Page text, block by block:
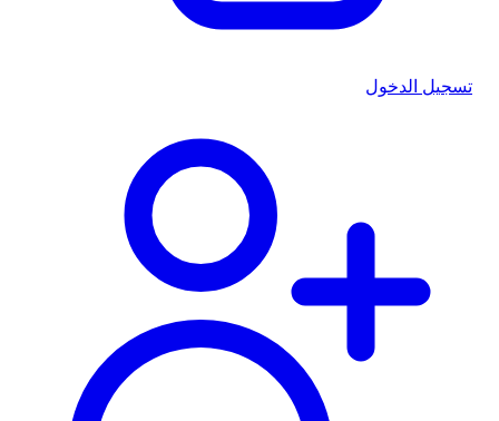
تسجيل الدخول